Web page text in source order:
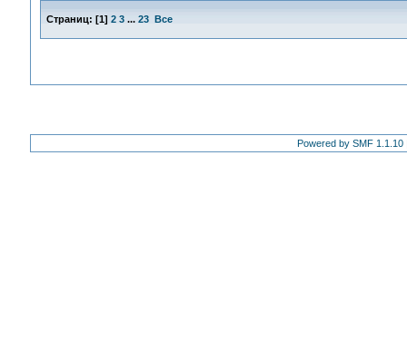
Страниц: [1] 2 3 ... 23 Все
Powered by SMF 1.1.10